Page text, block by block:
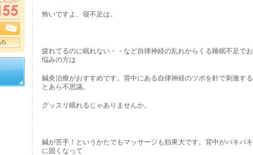
怖いですよ、寝不足は。
疲れてるのに眠れない・・など自律神経の乱れからくる睡眠不足でお
悩みの方は
鍼灸治療がおすすめです。背中にある自律神経のツボを針で刺激する
とあら不思議。
グッスリ眠れるじゃありませんか。
鍼が苦手！というかたでもマッサージも効果大です。背中がバキバキ
に固くなって